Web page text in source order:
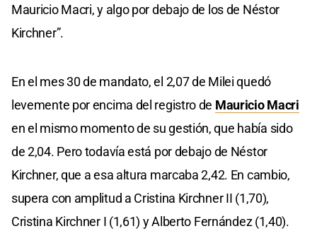
Mauricio Macri, y algo por debajo de los de Néstor
Kirchner”.
En el mes 30 de mandato, el 2,07 de Milei quedó
levemente por encima del registro de Mauricio Macri
en el mismo momento de su gestión, que había sido
de 2,04. Pero todavía está por debajo de Néstor
Kirchner, que a esa altura marcaba 2,42. En cambio,
supera con amplitud a Cristina Kirchner II (1,70),
Cristina Kirchner I (1,61) y Alberto Fernández (1,40).